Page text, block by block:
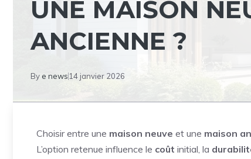
UNE MAISON
ANCIENNE ?
By e news 14 janvier 2026
Choisir entre une maison neuve et une maison
L’option retenue influence le coût initial, la